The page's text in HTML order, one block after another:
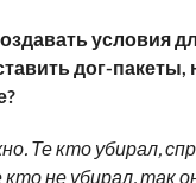
условия
дог-пакеты,
Те кто убирал,
не убирал, так